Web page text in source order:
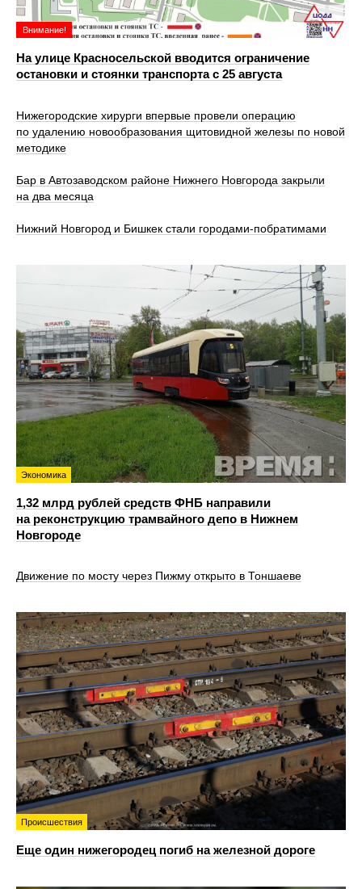
Внимание!
На улице Красносельской вводится ограничение
остановки и стоянки транспорта с 25 августа
Нижегородские хирурги впервые провели операцию
по удалению новообразования щитовидной железы по новой
методике
Бар в Автозаводском районе Нижнего Новгорода закрыли
на два месяца
Нижний Новгород и Бишкек стали городами-побратимами
Экономика
1,32 млрд рублей средств ФНБ направили
на реконструкцию трамвайного депо в Нижнем
Новгороде
Движение по мосту через Пижму открыто в Тоншаеве
Происшествия
Еще один нижегородец погиб на железной дороге